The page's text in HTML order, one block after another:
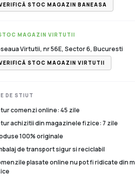
STOC MAGAZIN BANEASA
MAGAZIN VIRTUTII
Virtutii, nr 56E, Sector 6, Bucuresti
STOC MAGAZIN VIRTUTII
DE STIUT
comenzi online: 45 zile
achizitii din magazinele fizice: 7 zile
100% originale
de transport sigur si reciclabil
plasate online nu pot fi ridicate din